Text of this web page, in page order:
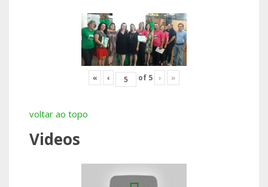
« ‹ of 5 › »
voltar ao topo
Videos